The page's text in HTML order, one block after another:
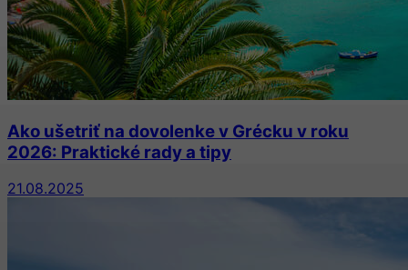
Ako ušetriť na dovolenke v Grécku v roku
2026: Praktické rady a tipy
21.08.2025